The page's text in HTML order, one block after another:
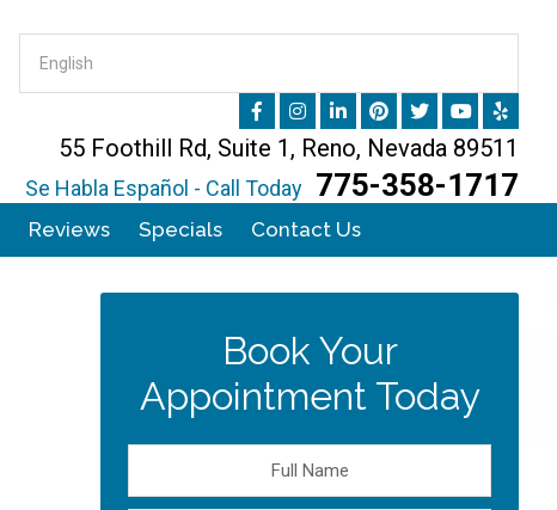
55 Foothill Rd, Suite 1, Reno, Nevada 89511
Se Habla Español - Call Today 775-358-1717
Reviews Specials Contact Us
Book Your
Appointment Today